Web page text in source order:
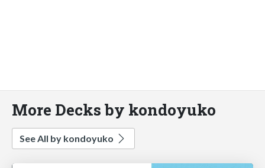
More Decks by kondoyuko
See All by kondoyuko